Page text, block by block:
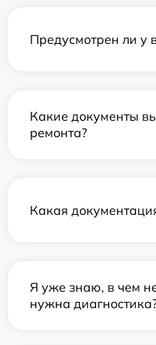
Предусмотрен ли у
Какие документы
ремонта?
Какая
Я уже знаю, в чем
нужна